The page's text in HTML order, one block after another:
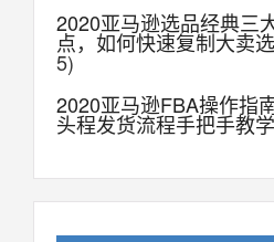
2020亚马逊选品经典三
点，如何快速复制大卖
5)
2020亚马逊FBA操作指
头程发货流程手把手教学